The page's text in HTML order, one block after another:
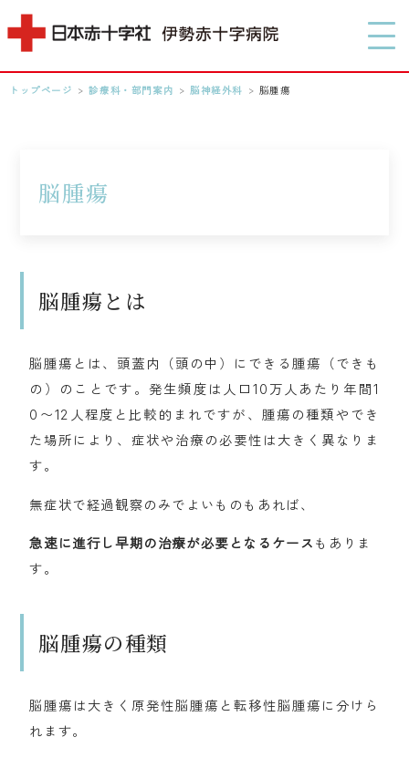
MENU
0596-28-2171
トップページ >診療科・部門案内 >脳神経外科 > 脳腫瘍
脳腫瘍
脳腫瘍とは
脳腫瘍とは、頭蓋内（頭の中）にできる腫瘍（できも
の）のことです。発生頻度は人口10万人あたり年間1
0〜12人程度と比較的まれですが、腫瘍の種類やでき
た場所により、症状や治療の必要性は大きく異なりま
す。
無症状で経過観察のみでよいものもあれば、
急速に進行し早期の治療が必要となるケース もありま
す。
脳腫瘍の種類
脳腫瘍は大きく原発性脳腫瘍と転移性脳腫瘍に分けら
れます。